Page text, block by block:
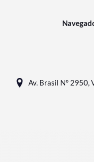
Av. Brasil N° 2950,